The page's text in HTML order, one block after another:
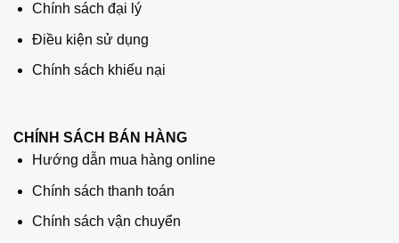
Chính sách đại lý
Điều kiện sử dụng
Chính sách khiếu nại
CHÍNH SÁCH BÁN HÀNG
Hướng dẫn mua hàng online
Chính sách thanh toán
Chính sách vận chuyển